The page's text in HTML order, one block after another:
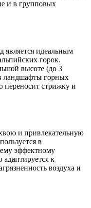
и в групповых
является идеальным
горок.
высоте (до 3
ландшафты горных
переносит стрижку и
и привлекательную
в
эффектному
к
воздуха и